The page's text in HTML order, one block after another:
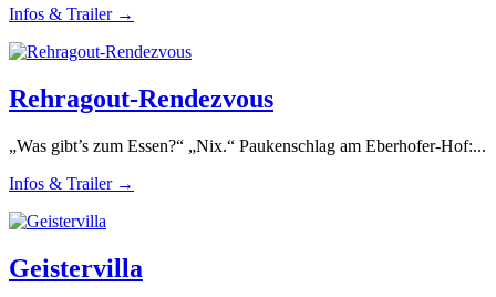
Infos & Trailer →
Rehragout-Rendezvous
„Was gibt’s zum Essen?“ „Nix.“ Paukenschlag am Eberhofer-Hof:...
Infos & Trailer →
Geistervilla